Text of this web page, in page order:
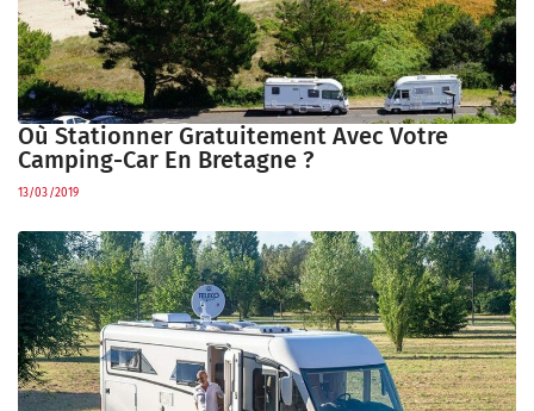
Où Stationner Gratuitement Avec Votre
Camping-Car En Bretagne ?
13/03/2019